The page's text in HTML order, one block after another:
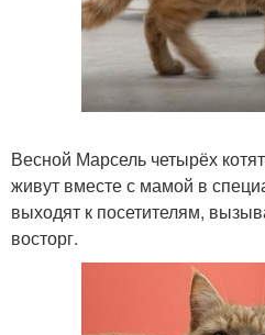
Весной Марсель четырёх
живут вместе с мамой в
выходят к посетителям,
восторг.